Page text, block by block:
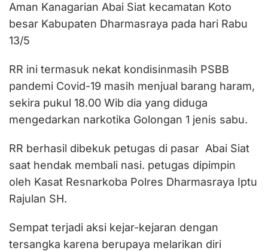
Aman Kanagarian Abai Siat kecamatan Koto
besar Kabupaten Dharmasraya pada hari Rabu
13/5
RR ini termasuk nekat kondisinmasih PSBB
pandemi Covid-19 masih menjual barang haram,
sekira pukul 18.00 Wib dia yang diduga
mengedarkan narkotika Golongan 1 jenis sabu.
RR berhasil dibekuk petugas di pasar Abai Siat
saat hendak membali nasi. petugas dipimpin
oleh Kasat Resnarkoba Polres Dharmasraya Iptu
Rajulan SH.
Sempat terjadi aksi kejar-kejaran dengan
tersangka karena berupaya melarikan diri